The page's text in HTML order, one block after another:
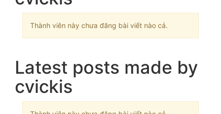
Thành viên này chưa đăng bài viết nào cả.
Latest posts made by
cvickis